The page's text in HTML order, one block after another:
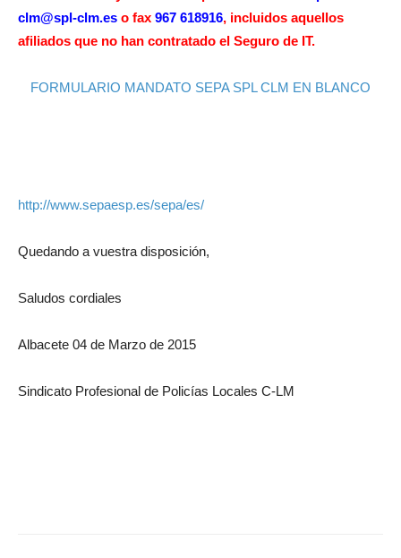
clm@spl-clm.es o fax 967 618916, incluidos aquellos
afiliados que no han contratado el Seguro de IT.
FORMULARIO MANDATO SEPA SPL CLM EN BLANCO
http://www.sepaesp.es/sepa/es/
Quedando a vuestra disposición,
Saludos cordiales
Albacete 04 de Marzo de 2015
Sindicato Profesional de Policías Locales C-LM